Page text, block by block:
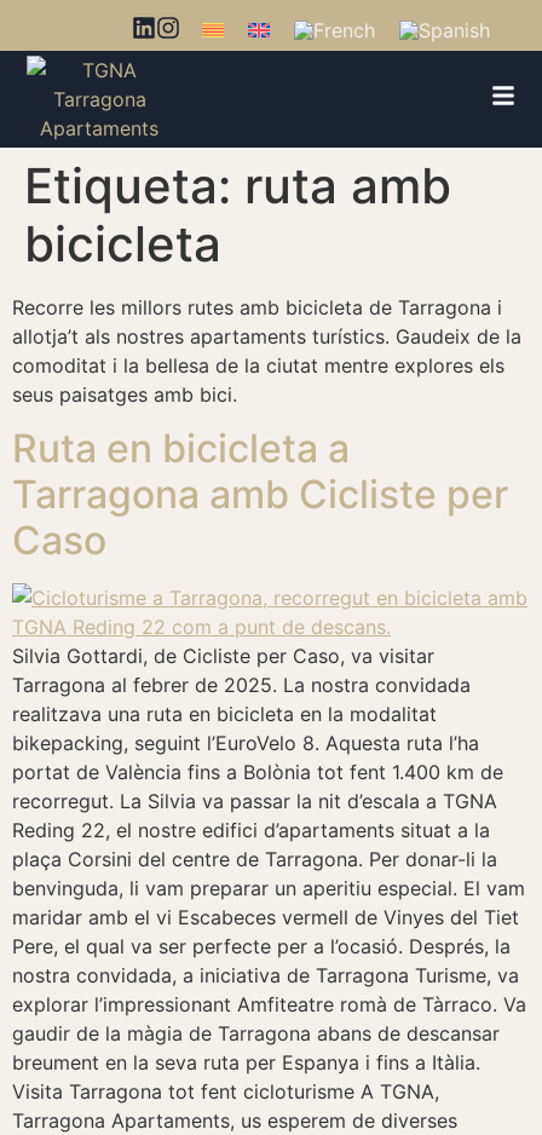
Etiqueta: ruta amb
bicicleta
Recorre les millors rutes amb bicicleta de Tarragona i
allotja’t als nostres apartaments turístics. Gaudeix de la
comoditat i la bellesa de la ciutat mentre explores els
seus paisatges amb bici.
Ruta en bicicleta a
Tarragona amb Cicliste per
Caso
Silvia Gottardi, de Cicliste per Caso, va visitar
Tarragona al febrer de 2025. La nostra convidada
realitzava una ruta en bicicleta en la modalitat
bikepacking, seguint l’EuroVelo 8. Aquesta ruta l’ha
portat de València fins a Bolònia tot fent 1.400 km de
recorregut. La Silvia va passar la nit d’escala a TGNA
Reding 22, el nostre edifici d’apartaments situat a la
plaça Corsini del centre de Tarragona. Per donar-li la
benvinguda, li vam preparar un aperitiu especial. El vam
maridar amb el vi Escabeces vermell de Vinyes del Tiet
Pere, el qual va ser perfecte per a l’ocasió. Després, la
nostra convidada, a iniciativa de Tarragona Turisme, va
explorar l’impressionant Amfiteatre romà de Tàrraco. Va
gaudir de la màgia de Tarragona abans de descansar
breument en la seva ruta per Espanya i fins a Itàlia.
Visita Tarragona tot fent cicloturisme A TGNA,
Tarragona Apartaments, us esperem de diverses